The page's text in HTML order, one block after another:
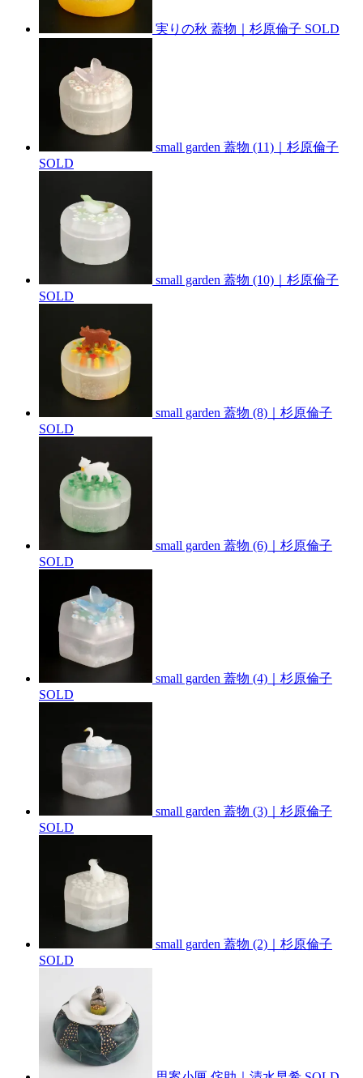
実りの秋 蓋物｜杉原倫子 SOLD
small garden 蓋物 (11)｜杉原倫子
SOLD
small garden 蓋物 (10)｜杉原倫子
SOLD
small garden 蓋物 (8)｜杉原倫子
SOLD
small garden 蓋物 (6)｜杉原倫子
SOLD
small garden 蓋物 (4)｜杉原倫子
SOLD
small garden 蓋物 (3)｜杉原倫子
SOLD
small garden 蓋物 (2)｜杉原倫子
SOLD